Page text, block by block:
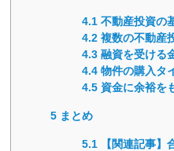
4.1 不動産投資の
4.2 複数の不動産
4.3 融資を受ける
4.4 物件の購入タ
4.5 資金に余裕を
5 まとめ
5.1 【関連記事】